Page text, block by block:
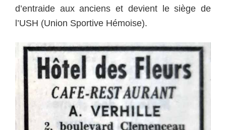
d’entraide aux anciens et devient le siège de
l’USH (Union Sportive Hémoise).